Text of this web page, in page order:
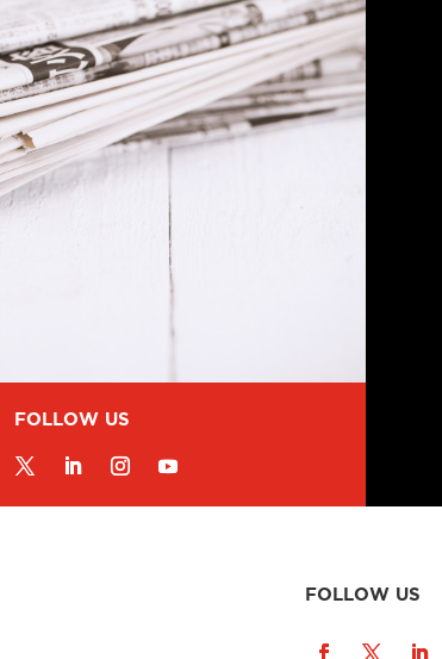
FOLLOW US
FOLLOW US